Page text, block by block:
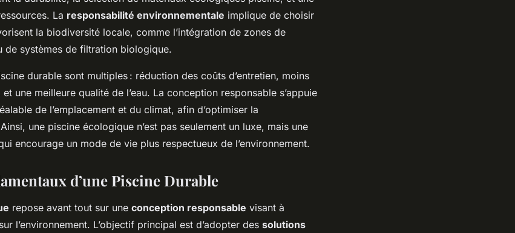
La responsabilité environnementale implique de choisir
la biodiversité locale, comme l’intégration de zones de
de systèmes de filtration biologique.
durable sont multiples : réduction des coûts d’entretien, moins
une meilleure qualité de l’eau. La conception responsable s’appuie
de l’emplacement et du climat, afin d’optimiser la
une piscine écologique n’est pas seulement un luxe, mais une
encourage un mode de vie plus respectueux de l’environnement.
d’une Piscine Durable
repose avant tout sur une conception responsable visant à
l’environnement. L’objectif principal est d’adopter des solutions